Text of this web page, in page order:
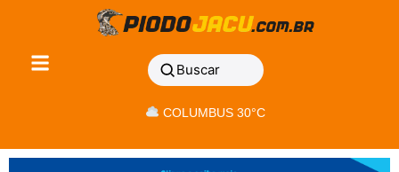
Buscar
COLUMBUS 30°C